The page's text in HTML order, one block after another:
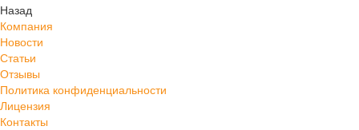
Назад
Компания
Новости
Статьи
Отзывы
Политика конфиденциальности
Лицензия
Контакты